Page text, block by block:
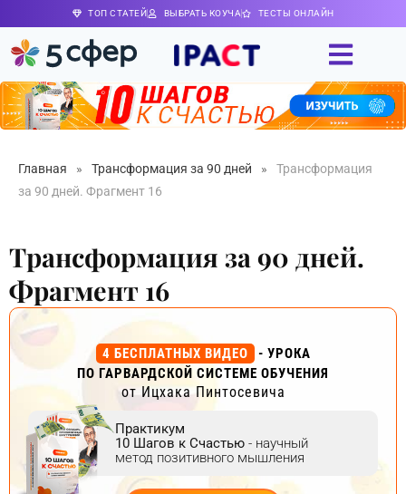
ТОП СТАТЕЙ ВЫБРАТЬ КОУЧА ТЕСТЫ ОНЛАЙН
Главная » Трансформация за 90 дней »
Трансформация
за 90 дней. Фрагмент 16
Трансформация за 90 дней.
Фрагмент 16
4 БЕСПЛАТНЫХ ВИДЕО
- УРОКА
ПО ГАРВАРДСКОЙ СИСТЕМЕ ОБУЧЕНИЯ
от Ицхака Пинтосевича
Практикум
10 Шагов к Счастью - научный
метод позитивного мышления